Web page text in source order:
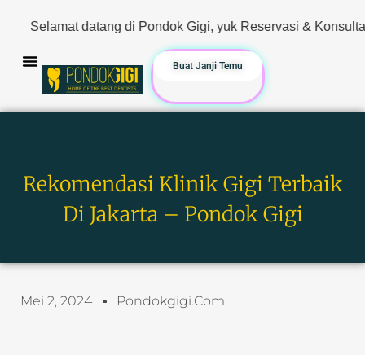
di Pondok Gigi, yuk Reservasi & Konsultasi sekarang.
Buat Janji Temu
Rekomendasi Klinik Gigi Terbaik
Di Jakarta – Pondok Gigi
Mei 2, 2024 Pondokgigi.com